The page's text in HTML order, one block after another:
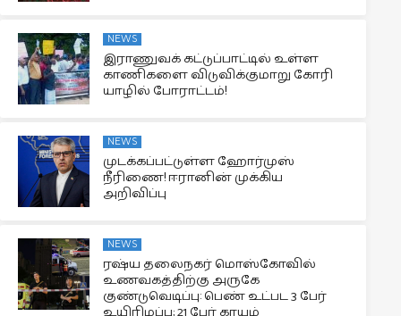
NEWS
இராணுவக் கட்டுப்பாட்டில் உள்ள
காணிகளை விடுவிக்குமாறு கோரி
யாழில் போராட்டம்!
NEWS
முடக்கப்பட்டுள்ள ஹோர்முஸ்
நீரிணை! ஈரானின் முக்கிய
அறிவிப்பு
NEWS
ரஷ்ய தலைநகர் மொஸ்கோவில்
உணவகத்திற்கு அருகே
குண்டுவெடிப்பு: பெண் உட்பட 3 பேர்